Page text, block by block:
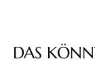
Produktgalerie
DAS